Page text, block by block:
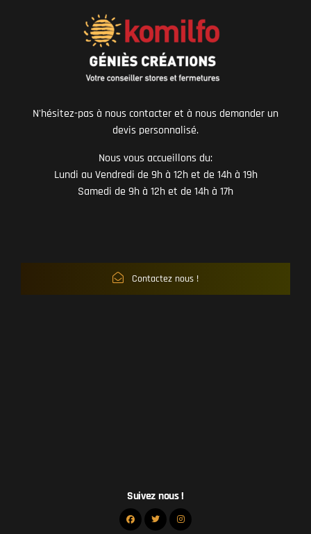
N'hésitez-pas à nous contacter et à nous demander un
devis personnalisé.
Nous vous accueillons du:
Lundi au Vendredi de 9h à 12h et de 14h à 19h
Samedi de 9h à 12h et de 14h à 17h
Contactez nous !
Suivez nous !